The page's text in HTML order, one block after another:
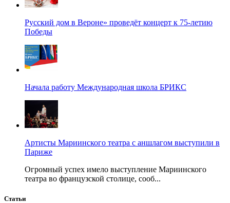
Русский дом в Вероне» проведёт концерт к 75-летию
Победы
Начала работу Международная школа БРИКС
Артисты Мариинского театра с аншлагом выступили в
Париже
Огромный успех имело выступление Мариинского
театра во французской столице, сооб...
Статьи